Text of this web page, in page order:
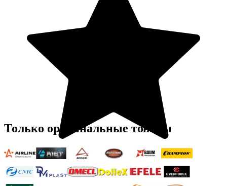
Только оригинальные товары